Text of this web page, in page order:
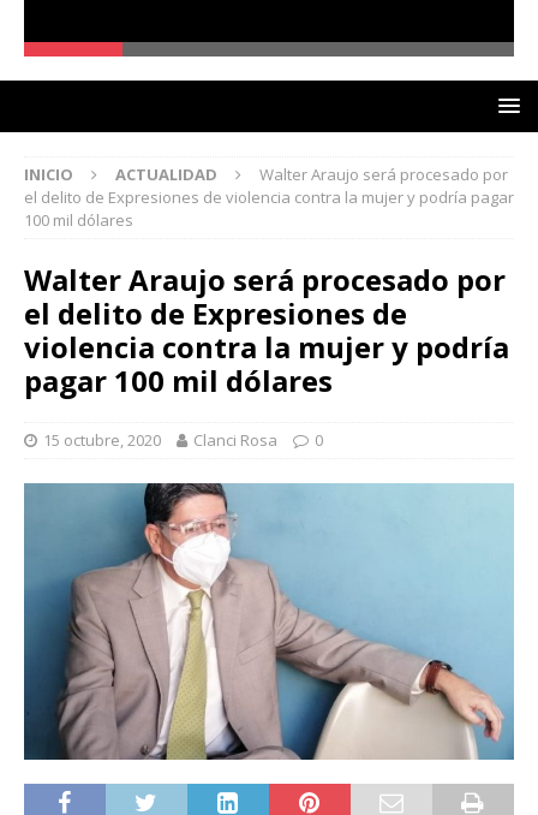
INICIO ACTUALIDAD
Walter Araujo será procesado por
el delito de Expresiones de violencia contra la mujer y podría pagar
100 mil dólares
Walter Araujo será procesado por
el delito de Expresiones de
violencia contra la mujer y podría
pagar 100 mil dólares
15 octubre, 2020 Clanci Rosa 0